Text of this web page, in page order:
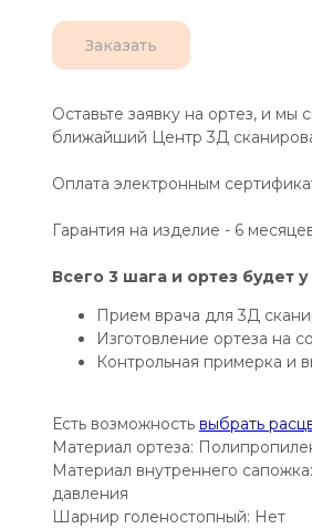
Заказать
Оставьте заявку на ортез, и мы
ближайший Центр 3Д
Оплата электронным
Гарантия на изделие - 6
Всего 3 шага и ортез будет у
Прием врача для 3Д
Изготовление ортеза на
Контрольная примерка и
Есть возможность выбрать
Материал ортеза:
Материал внутреннего
давления
Шарнир голеностопный: Нет